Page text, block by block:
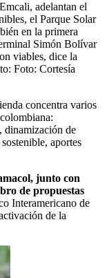
adelantan el
el Parque Solar
en la primera
Simón Bolívar
viables, dice la
Foto: Cortesía
concentra varios
dinamización de
aportes
junto con
de propuestas
Interamericano de
de la